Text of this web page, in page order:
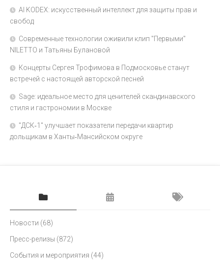
AI KODEX: искусственный интеллект для защиты прав и
свобод
Современные технологии оживили клип "Первыми"
NILETTO и Татьяны Булановой
Концерты Сергея Трофимова в Подмосковье станут
встречей с настоящей авторской песней
Sage: идеальное место для ценителей скандинавского
стиля и гастрономии в Москве
"ДСК‑1" улучшает показатели передачи квартир
дольщикам в Ханты‑Мансийском округе
Новости (68)
Пресс-релизы (872)
События и мероприятия (44)